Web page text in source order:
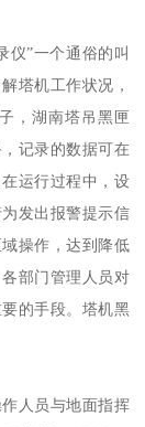
仪”一个通俗的叫
塔机工作状况，
，湖南塔吊黑匣
记录的数据可在
运行过程中，设
发出报警提示信
操作，达到降低
部门管理人员对
的手段。塔机黑
人员与地面指挥